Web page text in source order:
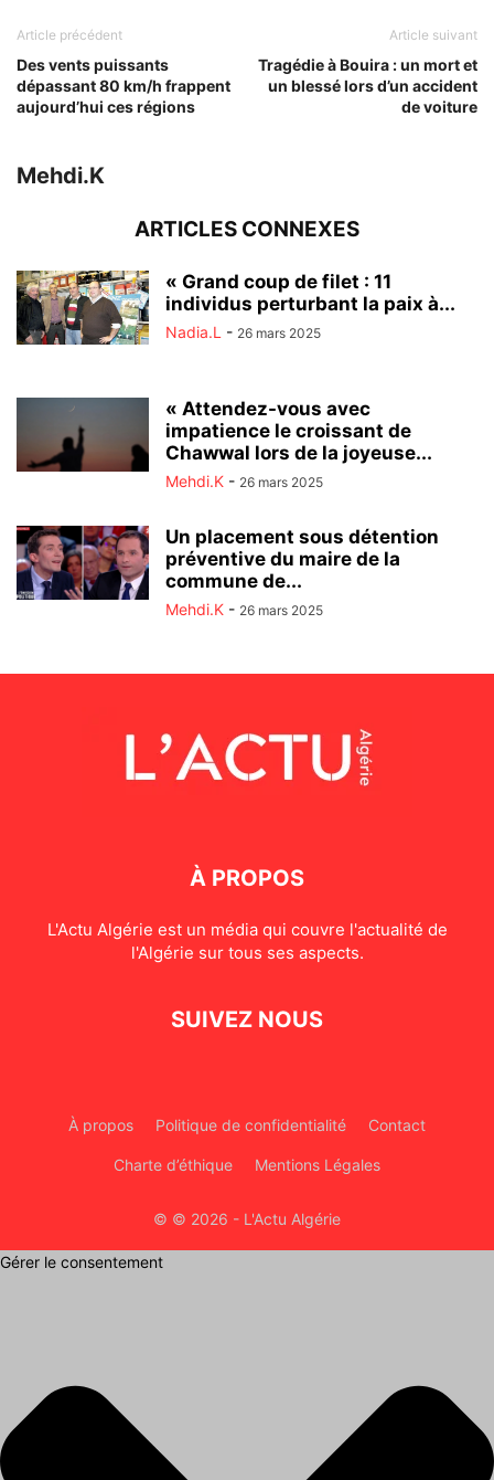
Article précédent
Des vents puissants
dépassant 80 km/h frappent
aujourd’hui ces régions
Article suivant
Tragédie à Bouira : un mort et
un blessé lors d’un accident
de voiture
Mehdi.K
ARTICLES CONNEXES
« Grand coup de filet : 11
individus perturbant la paix à...
Nadia.L - 26 mars 2025
« Attendez-vous avec
impatience le croissant de
Chawwal lors de la joyeuse...
Mehdi.K - 26 mars 2025
Un placement sous détention
préventive du maire de la
commune de...
Mehdi.K - 26 mars 2025
À PROPOS
L'Actu Algérie est un média qui couvre l'actualité de
l'Algérie sur tous ses aspects.
SUIVEZ NOUS
À propos Politique de confidentialité Contact
Charte d’éthique Mentions Légales
© © 2026 - L'Actu Algérie
Gérer le consentement